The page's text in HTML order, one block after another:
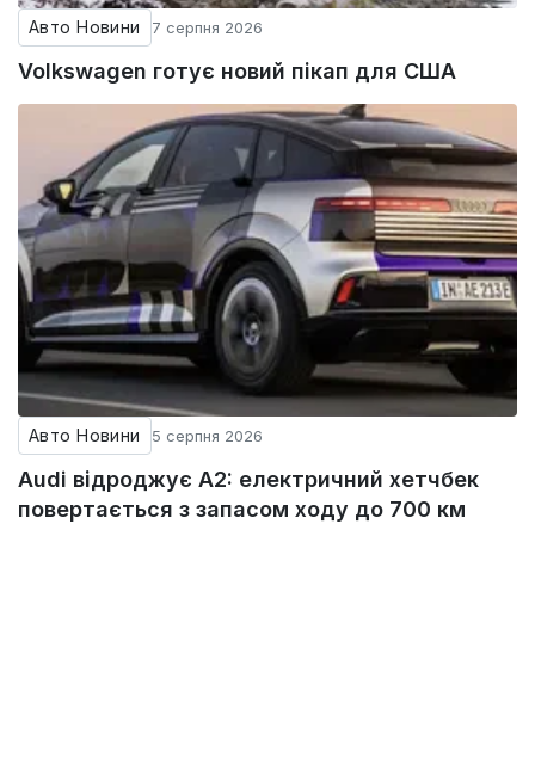
Авто Новини 7 серпня 2026
Volkswagen готує новий пікап для США
Авто Новини 5 серпня 2026
Audi відроджує A2: електричний хетчбек
повертається з запасом ходу до 700 км